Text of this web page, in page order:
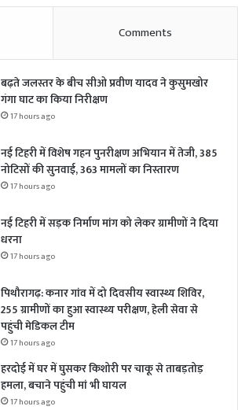
Comments
बढ़ते जलस्तर के बीच सीओ प्रवीण यादव ने कुसुमखोर
गंगा घाट का किया निरीक्षण
17 hours ago
नई टिहरी में विशेष गहन पुनरीक्षण अभियान में तेजी, 385
नोटिसों की सुनवाई, 363 मामलों का निस्तारण
17 hours ago
नई टिहरी में सड़क निर्माण मांग को लेकर ग्रामीणों ने दिया
धरना
17 hours ago
पिथौरागढ़: कनार गांव में दो दिवसीय स्वास्थ्य शिविर,
255 ग्रामीणों का हुआ स्वास्थ्य परीक्षण, हेली सेवा से
पहुंची मेडिकल टीम
17 hours ago
हरदोई में घर में घुसकर किशोरी पर चाकू से ताबड़तोड़
हमला, बचाने पहुंची मां भी घायल
17 hours ago